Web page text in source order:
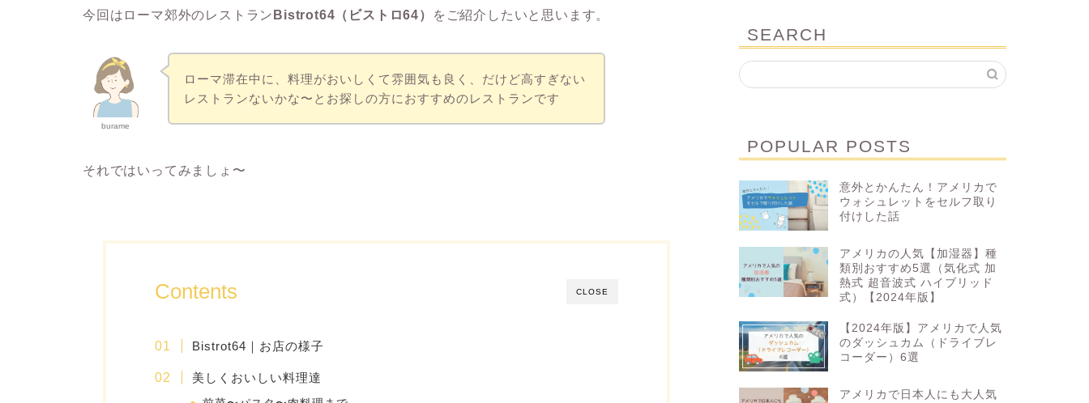
今回はローマ郊外のレストラン Bistrot64（ビストロ64） をご紹介したいと思います。
burame
ローマ滞在中に、料理がおいしくて雰囲気も良く、だけど高すぎない
レストランないかな〜とお探しの方におすすめのレストランです
それではいってみましょ〜
CLOSE
Contents
Bistrot64｜お店の様子
美しくおいしい料理達
SEARCH
POPULAR POSTS
意外とかんたん！アメリカで
ウォシュレットをセルフ取り
付けした話
アメリカの人気【加湿器】種
類別おすすめ5選（気化式 加
熱式 超音波式 ハイブリッド
式）【2024年版】
【2024年版】アメリカで人気
のダッシュカム（ドライブレ
コーダー）6選
アメリカで日本人にも大人気